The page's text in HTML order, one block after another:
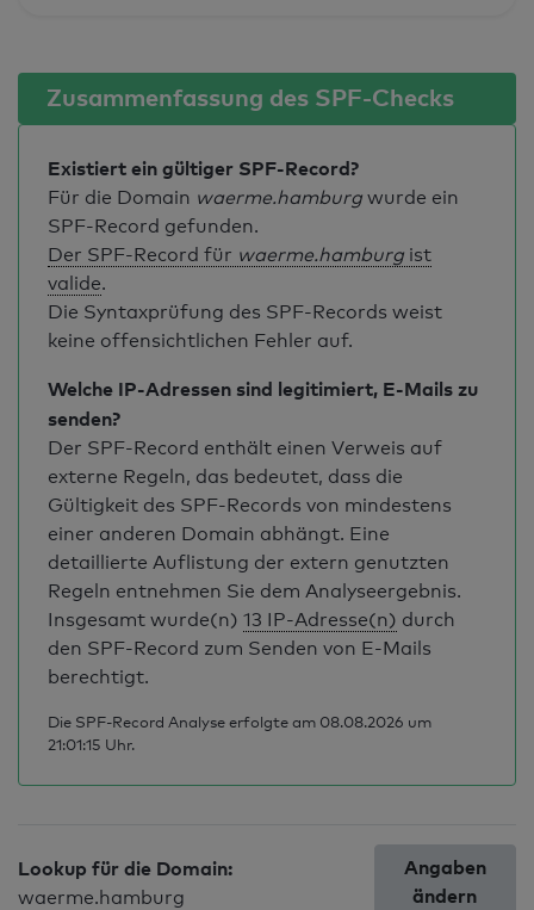
Zusammenfassung des SPF-Checks
Existiert ein gültiger SPF-Record?
Für die Domain waerme.hamburg wurde ein
SPF-Record gefunden.
Der SPF-Record für waerme.hamburg ist
valide.
Die Syntaxprüfung des SPF-Records weist
keine offensichtlichen Fehler auf.
Welche IP-Adressen sind legitimiert, E-Mails zu
senden?
Der SPF-Record enthält einen Verweis auf
externe Regeln, das bedeutet, dass die
Gültigkeit des SPF-Records von mindestens
einer anderen Domain abhängt. Eine
detaillierte Auflistung der extern genutzten
Regeln entnehmen Sie dem Analyseergebnis.
Insgesamt wurde(n) 13 IP-Adresse(n) durch
den SPF-Record zum Senden von E-Mails
berechtigt.
Die SPF-Record Analyse erfolgte am 08.08.2026 um
21:01:15 Uhr.
Lookup für die Domain:
waerme.hamburg
Angaben
ändern